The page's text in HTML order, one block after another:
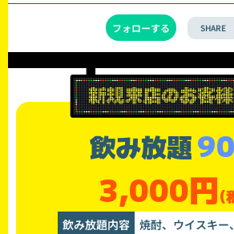
フォローする SHARE
飲み放題
3,000円(
飲み放題内容 焼酎、ウイスキー